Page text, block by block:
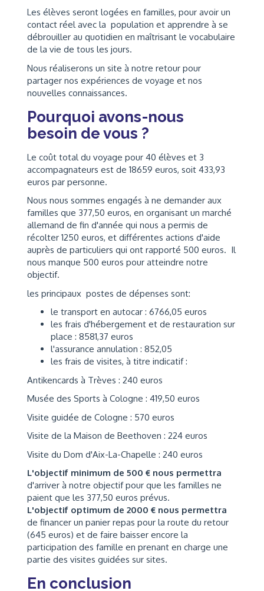
Les élèves seront logées en familles, pour avoir un
contact réel avec la population et apprendre à se
débrouiller au quotidien en maîtrisant le vocabulaire
de la vie de tous les jours.
Nous réaliserons un site à notre retour pour
partager nos expériences de voyage et nos
nouvelles connaissances.
Pourquoi avons-nous
besoin de vous ?
Le coût total du voyage pour 40 élèves et 3
accompagnateurs est de 18659 euros, soit 433,93
euros par personne.
Nous nous sommes engagés à ne demander aux
familles que 377,50 euros, en organisant un marché
allemand de fin d'année qui nous a permis de
récolter 1250 euros, et différentes actions d'aide
auprès de particuliers qui ont rapporté 500 euros. Il
nous manque 500 euros pour atteindre notre
objectif.
les principaux postes de dépenses sont:
le transport en autocar : 6766,05 euros
les frais d'hébergement et de restauration sur
place : 8581,37 euros
l'assurance annulation : 852,05
les frais de visites, à titre indicatif :
Antikencards à Trèves : 240 euros
Musée des Sports à Cologne : 419,50 euros
Visite guidée de Cologne : 570 euros
Visite de la Maison de Beethoven : 224 euros
Visite du Dom d'Aix-La-Chapelle : 240 euros
L'objectif minimum de 500 € nous permettra
d'arriver à notre objectif pour que les familles ne
paient que les 377,50 euros prévus.
L'objectif optimum de 2000 € nous permettra
de financer un panier repas pour la route du retour
(645 euros) et de faire baisser encore la
participation des famille en prenant en charge une
partie des visites guidées sur sites.
En conclusion